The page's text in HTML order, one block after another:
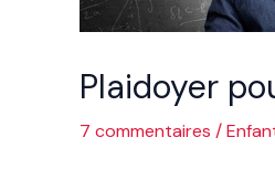
Plaidoyer
7 commentaires /